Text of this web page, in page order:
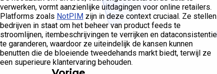
verwerken, vormt aanzienlijke uitdagingen voor online retailers.
Platforms zoals NotPIM zijn in deze context cruciaal. Ze stellen
bedrijven in staat om het beheer van product feeds te
stroomlijnen, itembeschrijvingen te verrijken en dataconsistentie
te garanderen, waardoor ze uiteindelijk de kansen kunnen
benutten die de bloeiende tweedehands markt biedt, terwijl ze
een superieure klantervaring behouden.